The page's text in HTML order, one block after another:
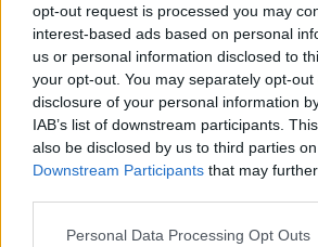
opt-out request is processed you may
interest-based ads based on personal
us or personal information disclosed to
your opt-out. You may separately opt-
disclosure of your personal information
IAB’s list of downstream participants.
also be disclosed by us to third parties
Downstream Participants that may
Personal Data Processing Opt Outs
Divulgada a terceira camisa do
época 2026-2027
5 5 0 653 44m